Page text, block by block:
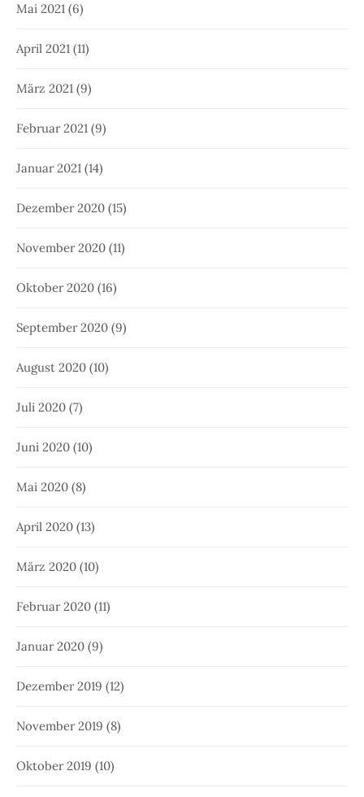
Mai 2021 (6)
April 2021 (11)
März 2021 (9)
Februar 2021 (9)
Januar 2021 (14)
Dezember 2020 (15)
November 2020 (11)
Oktober 2020 (16)
September 2020 (9)
August 2020 (10)
Juli 2020 (7)
Juni 2020 (10)
Mai 2020 (8)
April 2020 (13)
März 2020 (10)
Februar 2020 (11)
Januar 2020 (9)
Dezember 2019 (12)
November 2019 (8)
Oktober 2019 (10)